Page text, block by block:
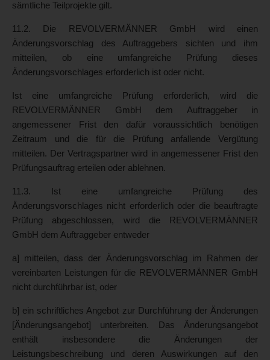
sämtliche Teilprojekte gilt.
11.2. Die REVOLVERMÄNNER GmbH wird einen
Änderungsvorschlag des Auftraggebers sichten und ihm
mitteilen, ob eine umfangreiche Prüfung dieses
Änderungsvorschlages erforderlich ist oder nicht.
Ist eine umfangreiche Prüfung erforderlich, wird die
REVOLVERMÄNNER GmbH dem Auftraggeber in
angemessener Frist den dafür voraussichtlich benötigen
Zeitraum und die für die Prüfung anfallende Vergütung
mitteilen. Der Vertragspartner wird in angemessener Frist den
Prüfungsauftrag erteilen oder ablehnen.
11.3. Ist eine umfangreiche Prüfung des
Änderungsvorschlages nicht erforderlich oder die beauftragte
Prüfung abgeschlossen, wird die REVOLVERMÄNNER
GmbH dem Auftraggeber entweder
a] mitteilen, dass der Änderungsvorschlag im Rahmen der
vereinbarten Leistungen für die REVOLVERMÄNNER GmbH
nicht durchführbar ist, oder
b] ein schriftliches Angebot zur Durchführung der Änderungen
[Änderungsangebot] unterbreiten. Das Änderungsangebot
enthält insbesondere die Änderungen der
Leistungsbeschreibung und deren Auswirkungen auf den